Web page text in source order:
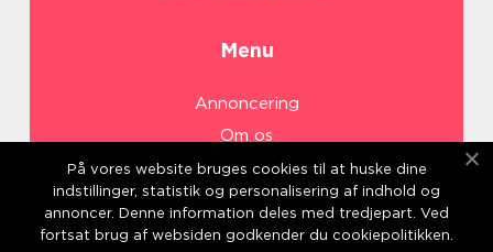
Menu
Annoncering
Om os
Cookies
Kontakt os
Sitemap
På vores website bruges cookies til at huske dine
indstillinger, statistik og personalisering af indhold og
annoncer. Denne information deles med tredjepart. Ved
fortsat brug af websiden godkender du cookiepolitikken.